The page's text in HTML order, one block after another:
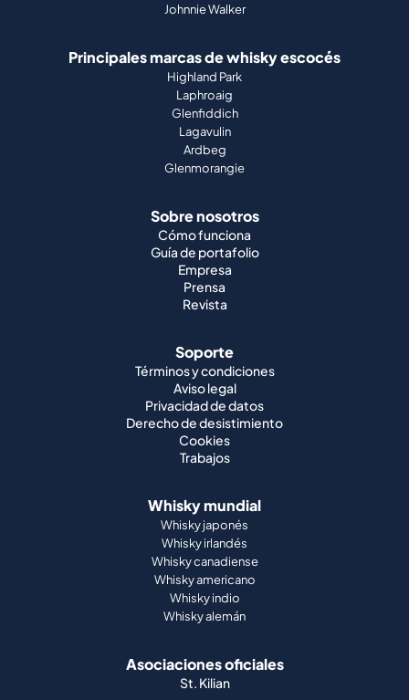
Johnnie Walker
Principales marcas de whisky escocés
Highland Park
Laphroaig
Glenfiddich
Lagavulin
Ardbeg
Glenmorangie
Sobre nosotros
Cómo funciona
Guía de portafolio
Empresa
Prensa
Revista
Soporte
Términos y condiciones
Aviso legal
Privacidad de datos
Derecho de desistimiento
Cookies
Trabajos
Whisky mundial
Whisky japonés
Whisky irlandés
Whisky canadiense
Whisky americano
Whisky indio
Whisky alemán
Asociaciones oficiales
St. Kilian